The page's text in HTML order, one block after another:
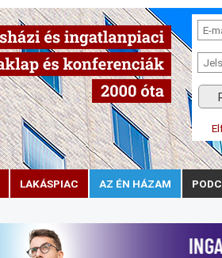
LAKÁSPIAC AZ ÉN HÁZAM